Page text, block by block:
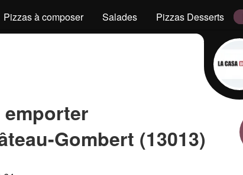
Pizzas à composer Salades Pizzas Desserts
Gombert (13013)